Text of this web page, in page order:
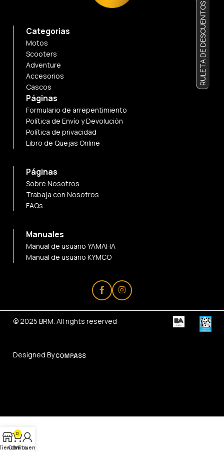
Categorias
Motos
Scooters
Adventure
Accesorios
Cascos
Páginas
Formulario de arrepentimiento
Política de Envío y Devolución
Política de privacidad
Libro de Quejas Online
Páginas
Sobre Nosotros
Trabaja con Nosotros
FAQs
Manuales
Manual de usuario YAMAHA
Manual de usuario KYMCO
© 2025 BRM. All rights reserved
Designed By
RULETA DE DESCUENTOS
0
Carrito
Mi cuenta